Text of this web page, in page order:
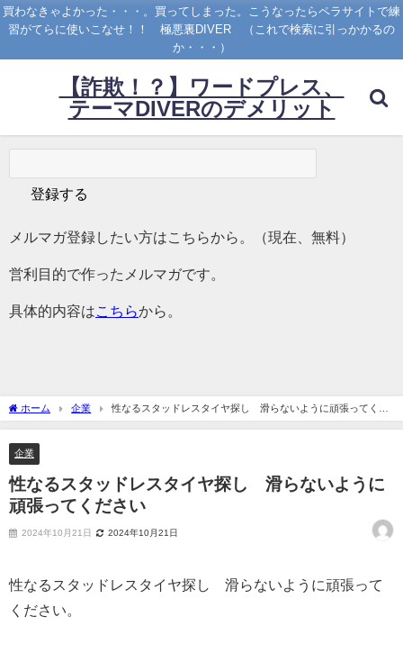
買わなきゃよかった・・・。買ってしまった。こうなったらペラサイトで練
習がてらに使いこなせ！！ 極悪裏DIVER （これで検索に引っかかるの
か・・・）
【詐欺！？】ワードプレス、
テーマDIVERのデメリット
メルマガ登録したい方はこちらから。（現在、無料）
営利目的で作ったメルマガです。
具体的内容は こちらから。
ホーム 企業
性なるスタッドレスタイヤ探し 滑らないように頑張ってくだ
さい
企業
性なるスタッドレスタイヤ探し 滑らないように
頑張ってください
2024年10月21日 2024年10月21日
性なるスタッドレスタイヤ探し 滑らないように頑張って
ください。